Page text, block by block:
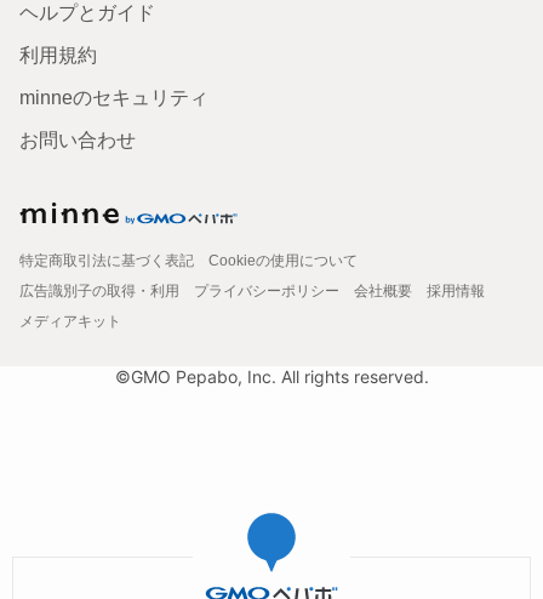
ヘルプとガイド
利用規約
minneのセキュリティ
お問い合わせ
特定商取引法に基づく表記
Cookieの使用について
広告識別子の取得・利用
プライバシーポリシー 会社概要
採用情報
メディアキット
©GMO Pepabo, Inc. All rights reserved.